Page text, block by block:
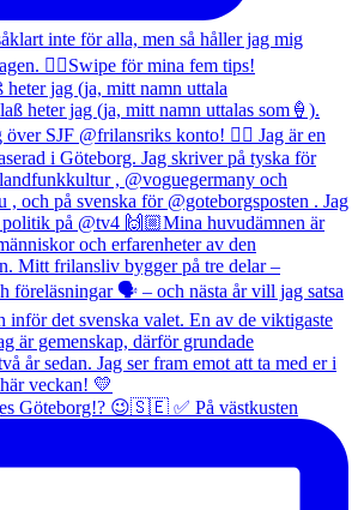
jag (ja, mitt namn uttala
Göteborg!? 😉🇸🇪 ✅ På västkusten